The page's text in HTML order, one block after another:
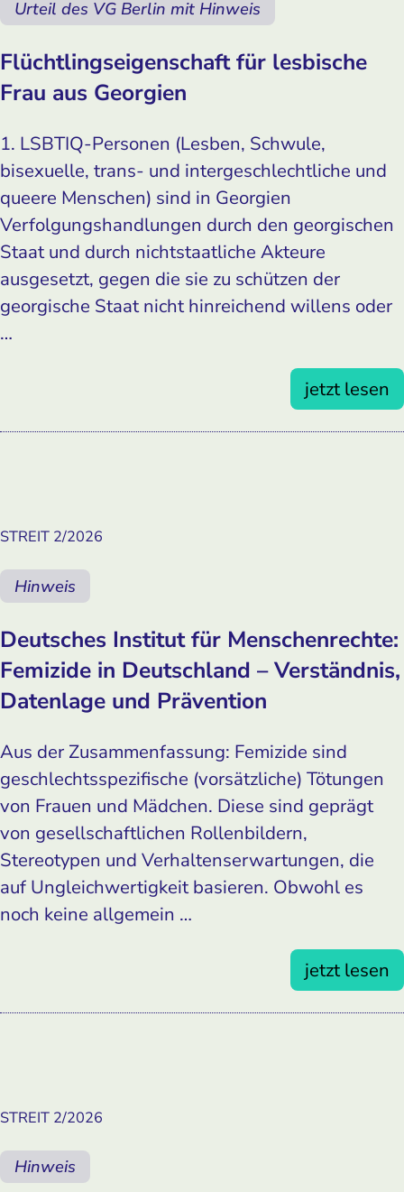
Urteil des VG Berlin mit Hinweis
Flüchtlingseigenschaft für lesbische
Frau aus Georgien
1. LSBTIQ-Personen (Lesben, Schwule,
bisexuelle, trans- und intergeschlechtliche und
queere Menschen) sind in Georgien
Verfolgungshandlungen durch den georgischen
Staat und durch nichtstaatliche Akteure
ausgesetzt, gegen die sie zu schützen der
georgische Staat nicht hinreichend willens oder
…
jetzt lesen
STREIT 2/2026
Hinweis
Deutsches Institut für Menschenrechte:
Femizide in Deutschland – Verständnis,
Datenlage und Prävention
Aus der Zusammenfassung: Femizide sind
geschlechtsspezifische (vorsätzliche) Tötungen
von Frauen und Mädchen. Diese sind geprägt
von gesellschaftlichen Rollenbildern,
Stereotypen und Verhaltenserwartungen, die
auf Ungleichwertigkeit basieren. Obwohl es
noch keine allgemein …
jetzt lesen
STREIT 2/2026
Hinweis